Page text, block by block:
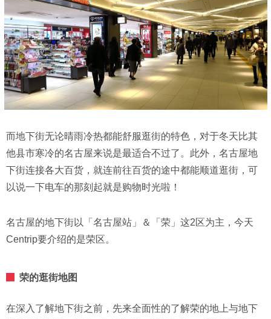
而地下街无论晴雨冷热都能舒服逛街的特色，对于冬天比其
他县市寒冷的名古屋来说是最适合不过了。此外，名古屋地
下街连接各大百货，就连前往百货的途中都能顺道逛街，可
以说一下电车的那刻起就是购物时光啦！
名古屋的地下街以「名古屋站」＆「荣」这2区为主，今天
Centrip要介绍的是荣区。
荣的逛街地图
在深入了解地下街之前，先来全面性的了解荣的地上与地下